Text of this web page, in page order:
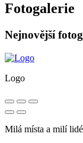
Fotogalerie
Nejnovější
Logo
Milá místa a milí